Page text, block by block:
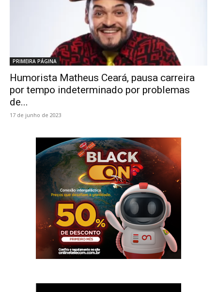
PRIMEIRA PÁGINA
Humorista Matheus Ceará, pausa carreira
por tempo indeterminado por problemas
de...
17 de junho de 2023